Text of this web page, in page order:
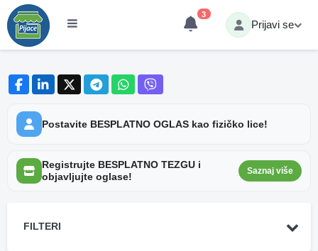
3
Prijavi se
Postavite BESPLATNO OGLAS kao fizičko lice!
Registrujte BESPLATNO TEZGU i
objavljujte oglase!
Saznaj više
FILTERI